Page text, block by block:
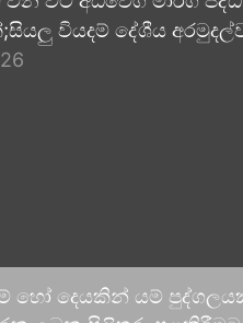
වියදම් දේශීය
හෝ දෙයකින් යම්